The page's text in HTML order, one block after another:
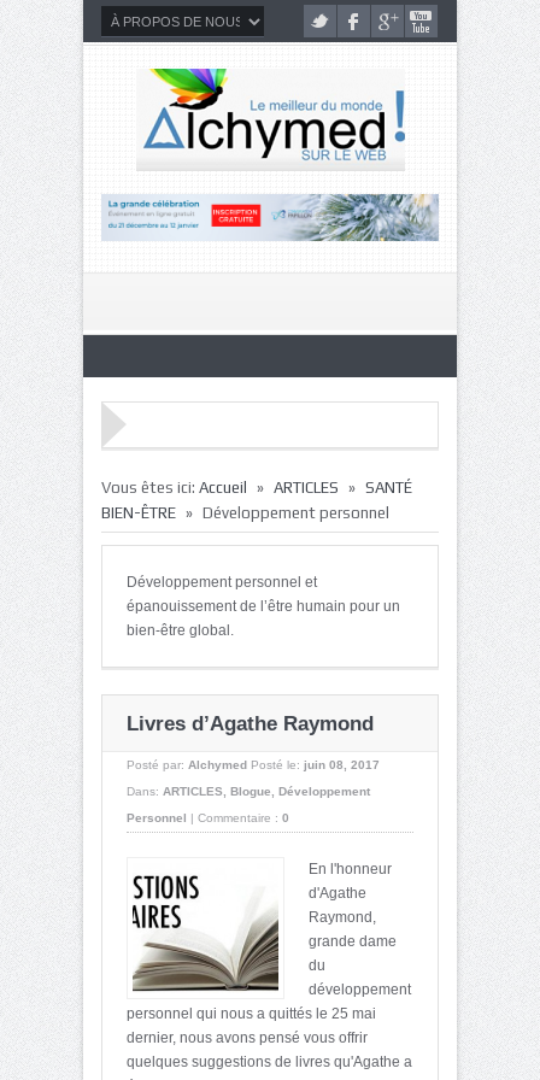
Vous êtes ici: Accueil » ARTICLES » SANTÉ
BIEN-ÊTRE » Développement personnel
Développement personnel et
épanouissement de l’être humain pour un
bien-être global.
Livres d’Agathe Raymond
Posté par: Alchymed Posté le: juin 08, 2017
Dans: ARTICLES Blogue
Développement
Personnel | Commentaire : 0
En l'honneur
d'Agathe
Raymond,
grande dame
du
développement
personnel qui nous a quittés le 25 mai
dernier, nous avons pensé vous offrir
quelques suggestions de livres qu'Agathe a